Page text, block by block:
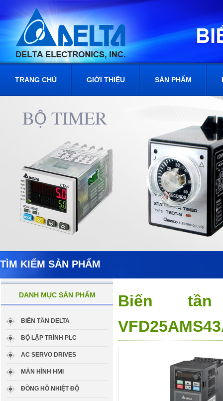
TRANG CHỦ GIỚI THIỆU SẢN PHẨM
TÌM KIẾM SẢN PHẨM
DANH MỤC SẢN PHẨM
BIẾN TẦN DELTA
BỘ LẬP TRÌNH PLC
AC SERVO DRIVES
MÀN HÌNH HMI
ĐỒNG HỒ NHIỆT ĐỘ
Biến